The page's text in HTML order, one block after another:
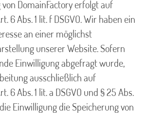
DomainFactory erfolgt auf
6 Abs. 1 lit. f DSGVO. Wir haben ein
an einer möglichst
unserer Website. Sofern
Einwilligung abgefragt wurde,
ausschließlich auf
6 Abs. 1 lit. a DSGVO und § 25 Abs.
die Einwilligung die Speicherung von